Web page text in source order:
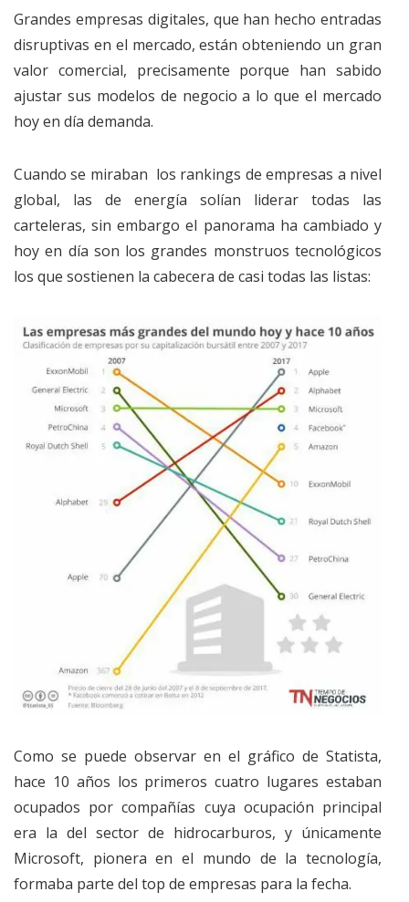
Grandes empresas digitales, que han hecho entradas
disruptivas en el mercado, están obteniendo un gran
valor comercial, precisamente porque han sabido
ajustar sus modelos de negocio a lo que el mercado
hoy en día demanda.
Cuando se miraban los rankings de empresas a nivel
global, las de energía solían liderar todas las
carteleras, sin embargo el panorama ha cambiado y
hoy en día son los grandes monstruos tecnológicos
los que sostienen la cabecera de casi todas las listas:
Como se puede observar en el gráfico de Statista,
hace 10 años los primeros cuatro lugares estaban
ocupados por compañías cuya ocupación principal
era la del sector de hidrocarburos, y únicamente
Microsoft, pionera en el mundo de la tecnología,
formaba parte del top de empresas para la fecha.